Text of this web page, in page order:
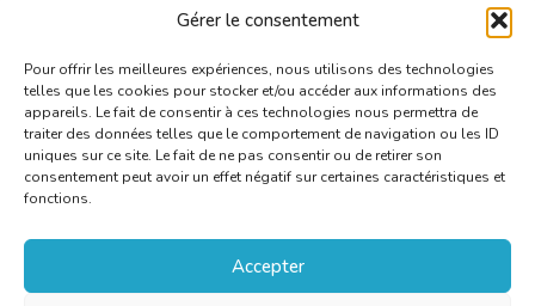
Gérer le consentement
Pour offrir les meilleures expériences, nous utilisons des technologies
telles que les cookies pour stocker et/ou accéder aux informations des
appareils. Le fait de consentir à ces technologies nous permettra de
traiter des données telles que le comportement de navigation ou les ID
uniques sur ce site. Le fait de ne pas consentir ou de retirer son
consentement peut avoir un effet négatif sur certaines caractéristiques et
fonctions.
Accepter